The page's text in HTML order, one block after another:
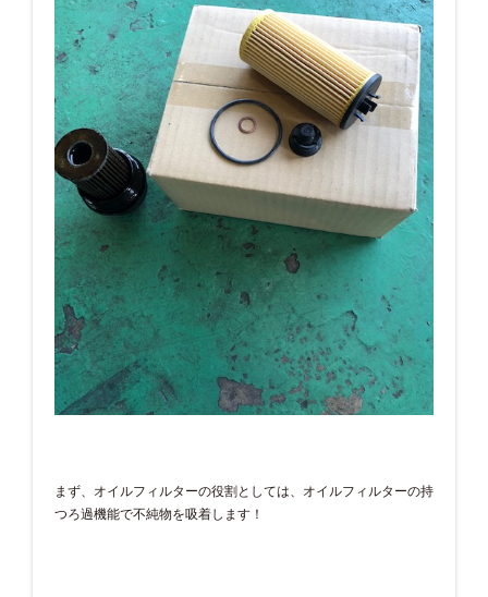
まず、オイルフィルターの役割としては、オイルフィルターの持
つろ過機能で不純物を吸着します！